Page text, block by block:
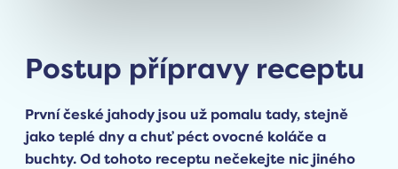
Postup přípravy receptu
První české jahody jsou už pomalu tady, stejně
jako teplé dny a chuť péct ovocné koláče a
buchty. Od tohoto receptu nečekejte nic jiného